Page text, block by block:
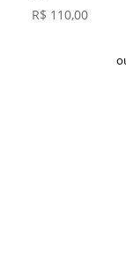
R$ 110,00